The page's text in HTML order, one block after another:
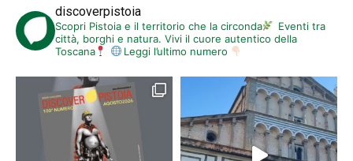
discoverpistoia
Scopri Pistoia e il territorio che la circonda
Eventi tra
città, borghi e natura. Vivi il cuore autentico della
Toscana
Leggi l’ultimo numero